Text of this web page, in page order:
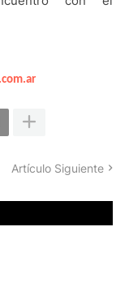
Artículo Siguiente